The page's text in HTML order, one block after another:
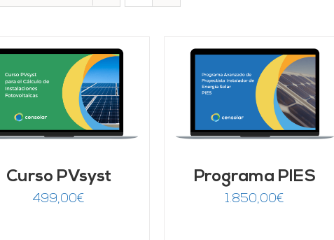
Curso PVsyst
499,00€
Valorado
4.95de 5
AÑADIR AL CARRITO
DETALLES
Programa PIES
1.850,00€
AÑADIR AL CARRITO
DETALLES